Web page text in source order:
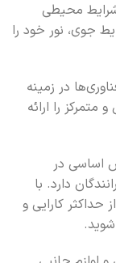
شرایط محیطی
جوی، نور خود را
در زمینه
را ارائه
اساسی در
دارد. با
حداکثر کارایی و